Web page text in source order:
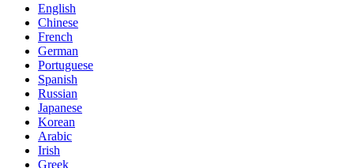
English
Chinese
French
German
Portuguese
Spanish
Russian
Japanese
Korean
Arabic
Irish
Greek